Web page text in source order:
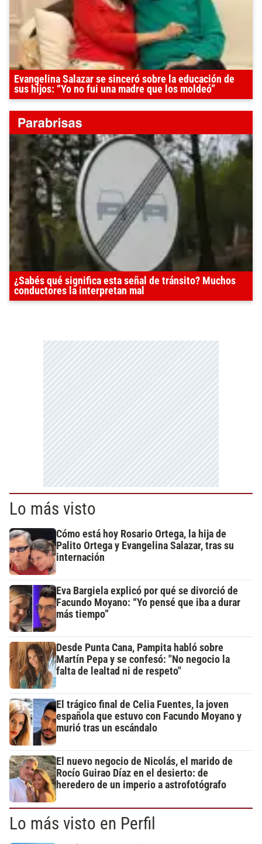
Evangelina Salazar se sinceró sobre la educación de
sus hijos: “Yo no fui una madre que los moldeó”
¿Sabés qué significa esta señal de tránsito? Muchos
conductores la interpretan mal
Lo más visto
Cómo está hoy Rosario Ortega, la hija de
Palito Ortega y Evangelina Salazar, tras su
internación
Eva Bargiela explicó por qué se divorció de
Facundo Moyano: “Yo pensé que iba a durar
más tiempo”
Desde Punta Cana, Pampita habló sobre
Martín Pepa y se confesó: "No negocio la
falta de lealtad ni de respeto"
El trágico final de Celia Fuentes, la joven
española que estuvo con Facundo Moyano y
murió tras un escándalo
El nuevo negocio de Nicolás, el marido de
Rocío Guirao Díaz en el desierto: de
heredero de un imperio a astrofotógrafo
Lo más visto en Perfil